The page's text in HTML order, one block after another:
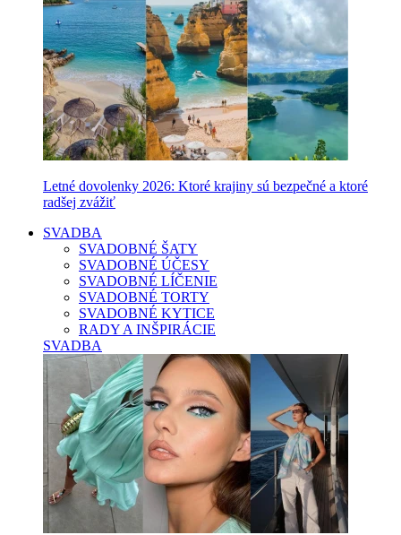
Letné dovolenky 2026: Ktoré krajiny sú bezpečné a ktoré
radšej zvážiť
SVADBA
SVADOBNÉ ŠATY
SVADOBNÉ ÚČESY
SVADOBNÉ LÍČENIE
SVADOBNÉ TORTY
SVADOBNÉ KYTICE
RADY A INŠPIRÁCIE
SVADBA